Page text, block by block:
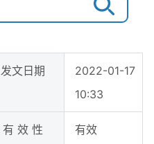
发文日期
2022-01-17
10:33
有 效 性 有效